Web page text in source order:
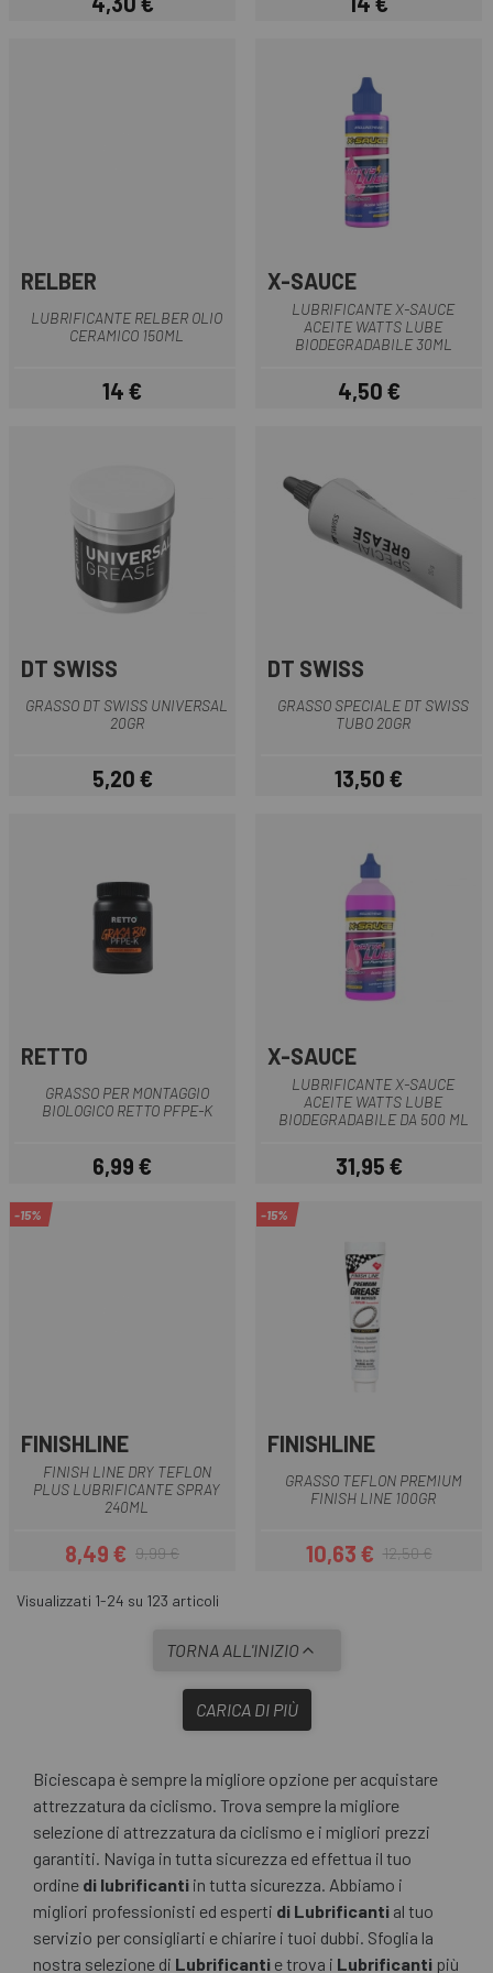
Prezzo Prezzo
RELBER
LUBRIFICANTE RELBER OLIO
CERAMICO 150ML
Prezzo
14 €
X-SAUCE
LUBRIFICANTE X-SAUCE
ACEITE WATTS LUBE
BIODEGRADABILE 30ML
Prezzo
4,50 €
DT SWISS
GRASSO DT SWISS UNIVERSAL
20GR
Prezzo
5,20 €
DT SWISS
GRASSO SPECIALE DT SWISS
TUBO 20GR
Prezzo
13,50 €
RETTO
GRASSO PER MONTAGGIO
BIOLOGICO RETTO PFPE-K
Prezzo
6,99 €
X-SAUCE
LUBRIFICANTE X-SAUCE
ACEITE WATTS LUBE
BIODEGRADABILE DA 500 ML
Prezzo
31,95 €
-15%
FINISHLINE
FINISH LINE DRY TEFLON
PLUS LUBRIFICANTE SPRAY
240ML
Prezzo
8,49 €Prezzo base
9,99 €
-15%
FINISHLINE
GRASSO TEFLON PREMIUM
FINISH LINE 100GR
Prezzo
10,63 €Prezzo base
12,50 €
Visualizzati 1-24 su 123 articoli
TORNA ALL'INIZIO
CARICA DI PIÙ
Biciescapa è sempre la migliore opzione per acquistare
attrezzatura da ciclismo. Trova sempre la migliore
selezione di attrezzatura da ciclismo e i migliori prezzi
garantiti. Naviga in tutta sicurezza ed effettua il tuo
ordine di lubrificanti in tutta sicurezza. Abbiamo i
migliori professionisti ed esperti di Lubrificanti al tuo
servizio per consigliarti e chiarire i tuoi dubbi. Sfoglia la
nostra selezione di Lubrificanti e trova i Lubrificanti più